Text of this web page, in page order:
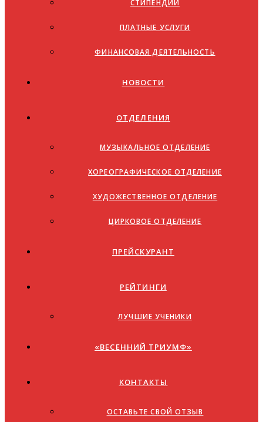
СТИПЕНДИИ
ПЛАТНЫЕ УСЛУГИ
ФИНАНСОВАЯ ДЕЯТЕЛЬНОСТЬ
НОВОСТИ
ОТДЕЛЕНИЯ
МУЗЫКАЛЬНОЕ ОТДЕЛЕНИЕ
ХОРЕОГРАФИЧЕСКОЕ ОТДЕЛЕНИЕ
ХУДОЖЕСТВЕННОЕ ОТДЕЛЕНИЕ
ЦИРКОВОЕ ОТДЕЛЕНИЕ
ПРЕЙСКУРАНТ
РЕЙТИНГИ
ЛУЧШИЕ УЧЕНИКИ
«ВЕСЕННИЙ ТРИУМФ»
КОНТАКТЫ
ОСТАВЬТЕ СВОЙ ОТЗЫВ